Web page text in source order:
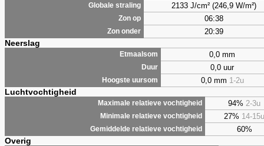
Globale straling 2133 J/cm² (246,9 W/m²)
Zon op 06:38
Zon onder 20:39
Neerslag
Etmaalsom 0,0 mm
Duur 0,0 uur
Hoogste uursom 0,0 mm 1-2u
Luchtvochtigheid
Maximale relatieve vochtigheid 94% 2-3u
Minimale relatieve vochtigheid 27% 14-15u
Gemiddelde relatieve vochtigheid 60%
Overig